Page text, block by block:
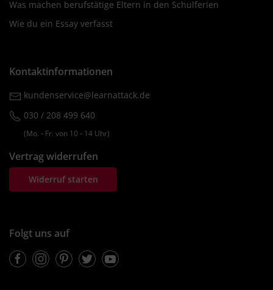
Was machen berufstätige Eltern in den Schulferien
Wie du ein Essay verfasst
Kontaktinformationen
kundenservice@learnattack.de
030 / 208 499 640
(Mo. ‐ Fr. von 10 ‐ 14 Uhr)
Vertrag widerrufen
Widerruf starten
Folgt uns auf
FacebookInstagramPinterestTwitterYoutube